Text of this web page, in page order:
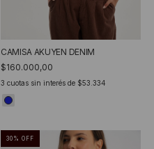
CAMISA AKUYEN DENIM
$160.000,00
3 cuotas sin interés de $53.334
30 % OFF